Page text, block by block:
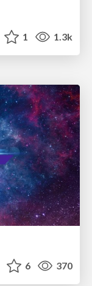
1 1.3k
6 370